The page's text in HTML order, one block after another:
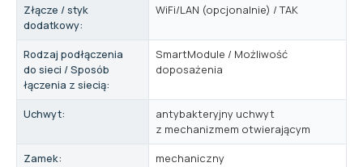
Złącze / styk
dodatkowy:
WiFi/LAN (opcjonalnie) / TAK
Rodzaj podłączenia
do sieci / Sposób
łączenia z siecią:
SmartModule / Możliwość
doposażenia
Uchwyt:
antybakteryjny uchwyt
z mechanizmem otwierającym
Zamek:
mechaniczny